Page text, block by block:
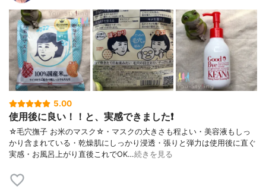
5.00
使用後に良い！！と、実感できました❗
☆毛穴撫子 お米のマスク☆・マスクの大きさも程よい・美容液もしっ
かり含まれている・乾燥肌にしっかり浸透・張りと弾力は使用後に直ぐ
実感・お風呂上がり直後これでOK…続きを見る